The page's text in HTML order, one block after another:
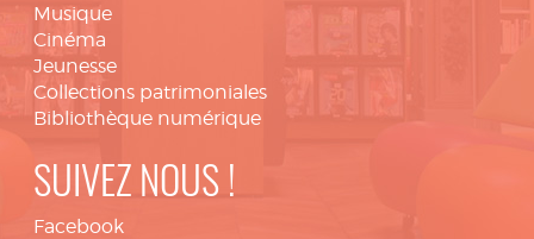
Musique
Cinéma
Jeunesse
Collections patrimoniales
Bibliothèque numérique
SUIVEZ NOUS !
Facebook